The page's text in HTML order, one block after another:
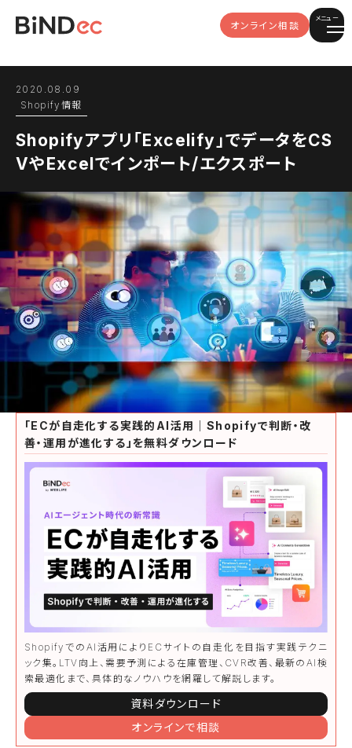
オンライン相談
メニュー
Shopify情報
2020.08.09
Shopifyアプリ「Excelify」でデータをCS
VやExcelでインポート/エクスポート
「ECが自走化する実践的AI活用｜Shopifyで判断・改
善・運用が進化する」を無料ダウンロード
ShopifyでのAI活用によりECサイトの自走化を目指す実践テクニ
ック集。LTV向上、需要予測による在庫管理、CVR改善、最新のAI検
索最適化まで、具体的なノウハウを網羅して解説します。
資料ダウンロード
オンラインで相談